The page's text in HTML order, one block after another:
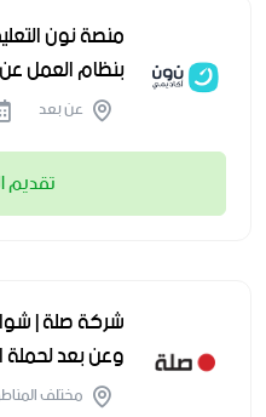
منصة نون
بنظام العمل
عن بعد
تقديم
شركة صلة |
وعن بعد لحملة
مختلف